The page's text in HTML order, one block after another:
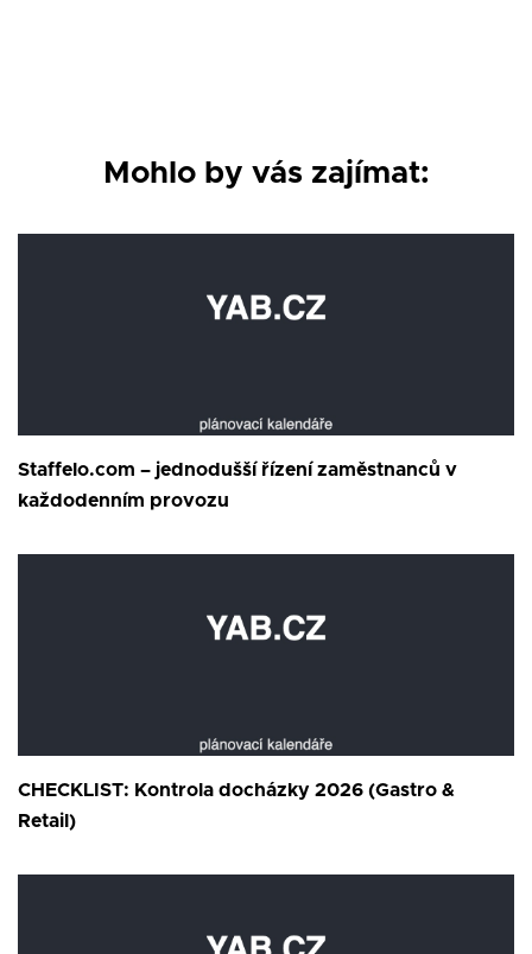
Mohlo by vás zajímat:
Staffelo.com – jednodušší řízení zaměstnanců v
každodenním provozu
CHECKLIST: Kontrola docházky 2026 (Gastro &
Retail)